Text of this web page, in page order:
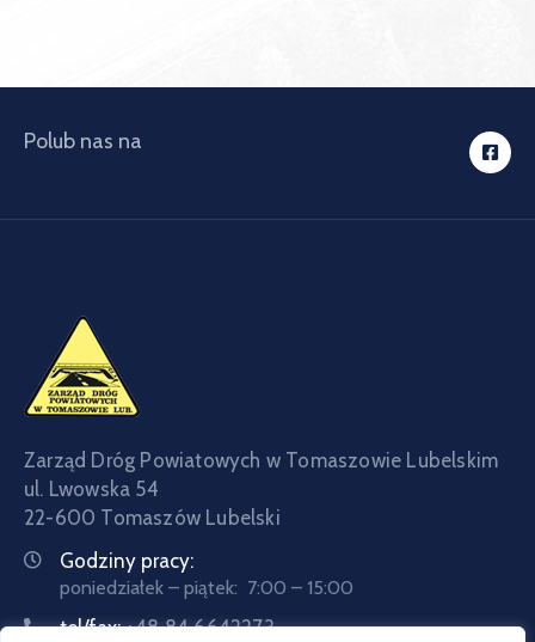
Polub nas na
Zarząd Dróg Powiatowych w Tomaszowie Lubelskim
ul. Lwowska 54
22-600 Tomaszów Lubelski
Godziny pracy:
poniedziałek – piątek: 7:00 – 15:00
tel/fax:+48 84 6642273